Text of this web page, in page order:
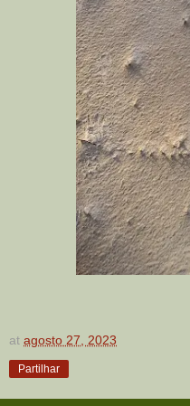
at agosto 27, 2023
Partilhar